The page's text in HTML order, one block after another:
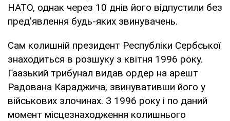
НАТО, однак через 10 днів його відпустили без
пред'явлення будь-яких звинувачень.
Сам колишній президент Республіки Сербської
знаходиться в розшуку з квітня 1996 року.
Гаазький трибунал видав ордер на арешт
Радована Караджича, звинувативши його у
військових злочинах. З 1996 року і по даний
момент місцезнаходження колишнього